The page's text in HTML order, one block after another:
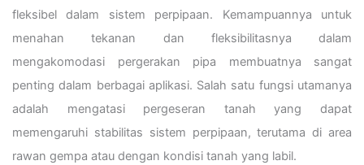
fleksibel dalam sistem perpipaan. Kemampuannya untuk
menahan tekanan dan fleksibilitasnya dalam
mengakomodasi pergerakan pipa membuatnya sangat
penting dalam berbagai aplikasi. Salah satu fungsi utamanya
adalah mengatasi pergeseran tanah yang dapat
memengaruhi stabilitas sistem perpipaan, terutama di area
rawan gempa atau dengan kondisi tanah yang labil.